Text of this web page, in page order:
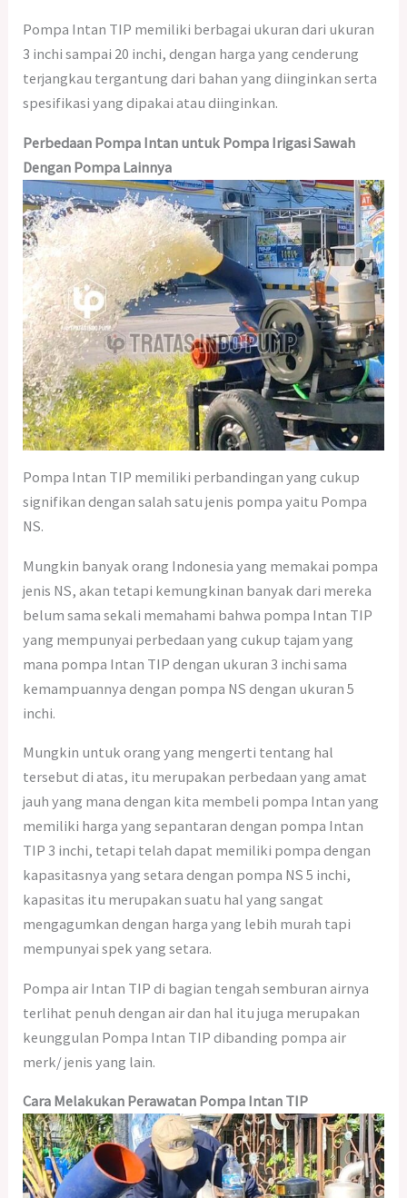
Pompa Intan TIP memiliki berbagai ukuran dari ukuran
3 inchi sampai 20 inchi, dengan harga yang cenderung
terjangkau tergantung dari bahan yang diinginkan serta
spesifikasi yang dipakai atau diinginkan.
Perbedaan Pompa Intan untuk Pompa Irigasi Sawah
Dengan Pompa Lainnya
Pompa Intan TIP memiliki perbandingan yang cukup
signifikan dengan salah satu jenis pompa yaitu Pompa
NS.
Mungkin banyak orang Indonesia yang memakai pompa
jenis NS, akan tetapi kemungkinan banyak dari mereka
belum sama sekali memahami bahwa pompa Intan TIP
yang mempunyai perbedaan yang cukup tajam yang
mana pompa Intan TIP dengan ukuran 3 inchi sama
kemampuannya dengan pompa NS dengan ukuran 5
inchi.
Mungkin untuk orang yang mengerti tentang hal
tersebut di atas, itu merupakan perbedaan yang amat
jauh yang mana dengan kita membeli pompa Intan yang
memiliki harga yang sepantaran dengan pompa Intan
TIP 3 inchi, tetapi telah dapat memiliki pompa dengan
kapasitasnya yang setara dengan pompa NS 5 inchi,
kapasitas itu merupakan suatu hal yang sangat
mengagumkan dengan harga yang lebih murah tapi
mempunyai spek yang setara.
Pompa air Intan TIP di bagian tengah semburan airnya
terlihat penuh dengan air dan hal itu juga merupakan
keunggulan Pompa Intan TIP dibanding pompa air
merk/ jenis yang lain.
Cara Melakukan Perawatan Pompa Intan TIP